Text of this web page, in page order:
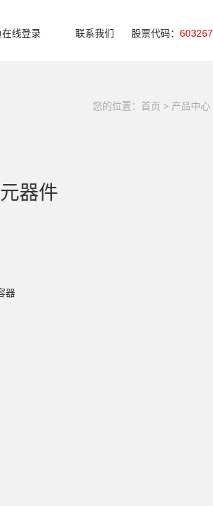
在线登录 联系我们 股票代码： 603267
您的位置： 首页 > 产品中心
器件
器